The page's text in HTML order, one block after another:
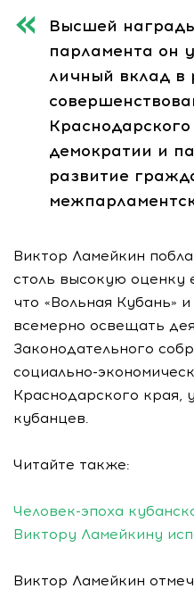
Высшей
парламента он
личный вклад в
демократии и
развитие
Виктор Ламейкин
столь высокую оценку
что «Вольная Кубань»
всемерно освещать
Законодательного
социально-
Краснодарского края,
кубанцев.
Читайте также:
Человек-эпоха
Виктору Ламейкину
Виктор Ламейкин